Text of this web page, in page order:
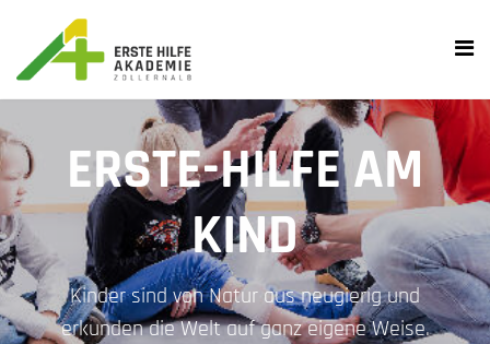
ERSTE-HILFE AM
KIND
Kinder sind von Natur aus neugierig und
erkunden die Welt auf ganz eigene Weise.